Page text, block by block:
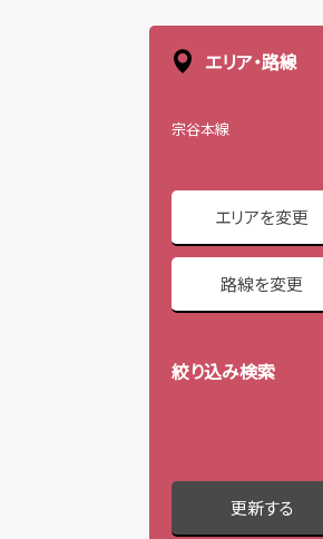
エリア・路線
宗谷本線
エリアを変更
路線を変更
絞り込み検索
更新する